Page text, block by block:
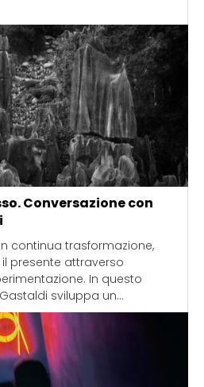
Conversazione con
continua trasformazione,
presente attraverso
In questo
sviluppa un...